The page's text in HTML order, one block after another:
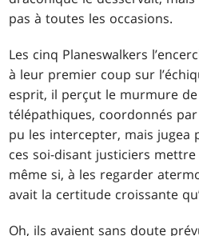
pas à toutes les occasions.
Les cinq Planeswalkers
à leur premier coup sur
esprit, il perçut le murmure
télépathiques, coordonnés
pu les intercepter, mais jugea
ces soi-disant justiciers
même si, à les regarder
avait la certitude croissante
Oh, ils avaient sans doute